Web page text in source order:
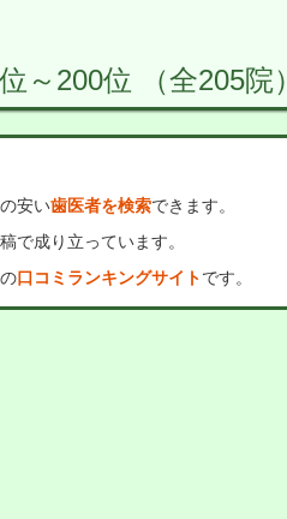
～200位 （全205院）
安い歯医者を検索できます。
で成り立っています。
口コミランキングサイトです。